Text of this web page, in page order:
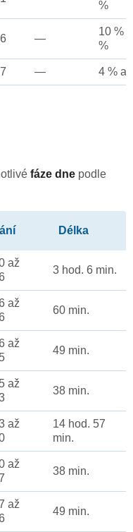
%
—
10 %
%
— 4 %
fáze dne podle
Délka
až
3 hod. 6 min.
až
60 min.
až
49 min.
až
38 min.
až
14 hod. 57
min.
až
38 min.
až
49 min.